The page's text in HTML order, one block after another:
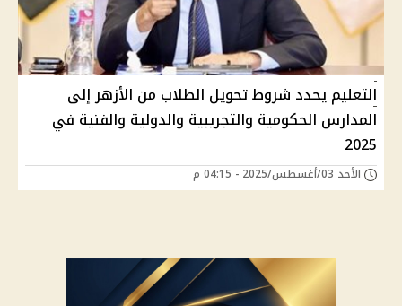
التعليم يحدد شروط تحويل الطلاب من الأزهر إلى
المدارس الحكومية والتجريبية والدولية والفنية في
2025
الأحد 03/أغسطس/2025 - 04:15 م